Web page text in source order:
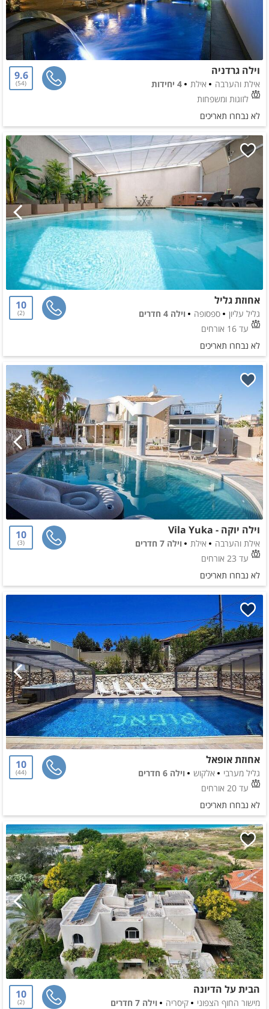
וילה גרדניה
אילת והערבה אילת
4 יחידות
לזוגות ומשפחות
9.6
54
לא נבחרו תאריכים
אחוזת גליל
גליל עליון ספסופה
וילה 4 חדרים
עד 16 אורחים
10
2
לא נבחרו תאריכים
וילה יוקה - Vila Yuka
אילת והערבה אילת
וילה 7 חדרים
עד 23 אורחים
10
3
לא נבחרו תאריכים
אחוזת אופאל
גליל מערבי אלקוש
וילה 6 חדרים
עד 20 אורחים
10
44
לא נבחרו תאריכים
הבית על הדיונה
מישור החוף הצפוני קיסריה
וילה 7 חדרים
10
2